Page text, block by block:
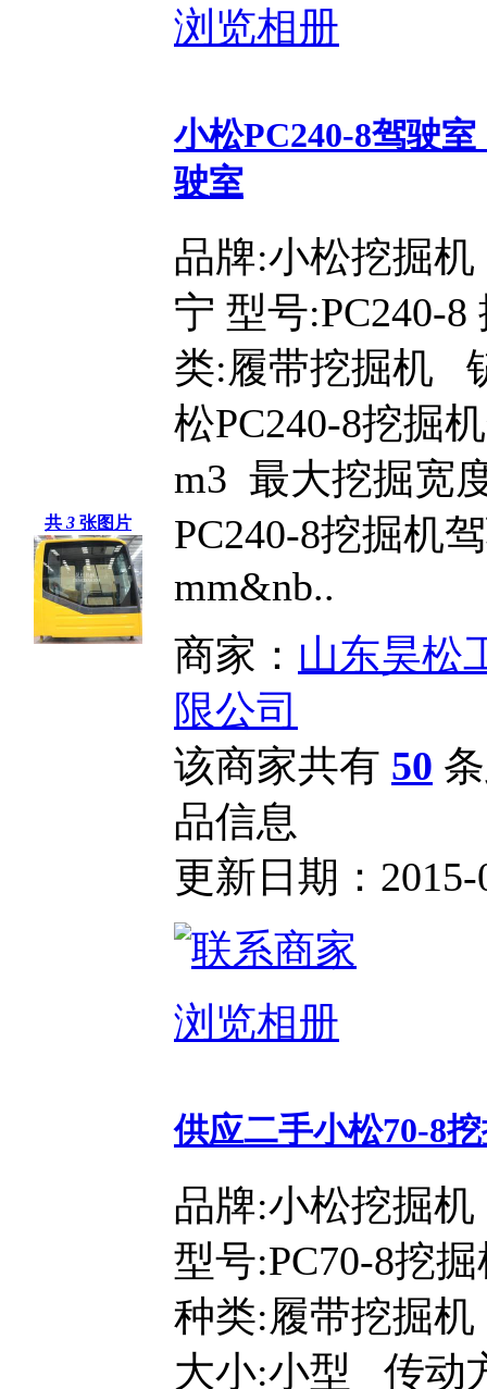
浏览相册
共 3 张图片
小松PC240-8驾驶
驶室
品牌:小松挖掘
宁 型号:PC240-
类:履带挖掘机
松PC240-8挖掘
m3 最大挖掘宽
PC240-8挖掘机
mm&nb..
商家： 山东昊松
限公司
该商家共有 50
品信息
更新日期：2015-
浏览相册
供应二手小松70-8
品牌:小松挖掘
型号:PC70-8挖
种类:履带挖掘
大小:小型 传动